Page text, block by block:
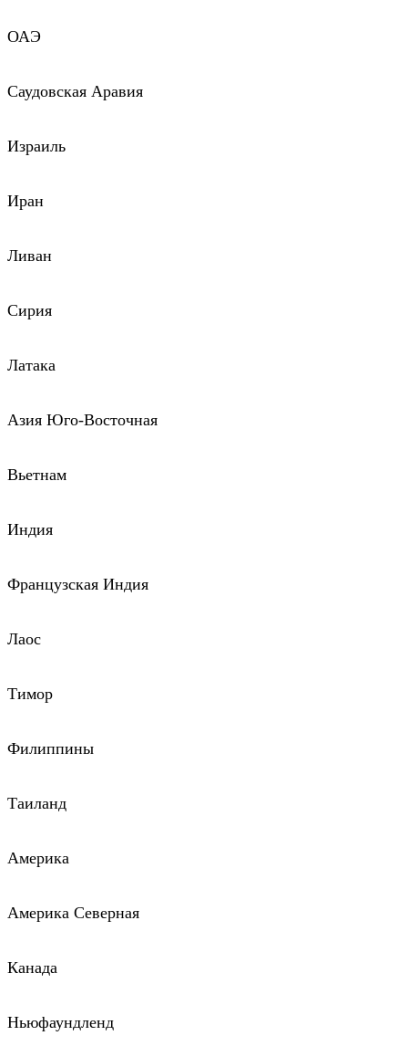
ОАЭ
Саудовская Аравия
Израиль
Иран
Ливан
Сирия
Латака
Азия Юго-Восточная
Вьетнам
Индия
Французская Индия
Лаос
Тимор
Филиппины
Таиланд
Америка
Америка Северная
Канада
Ньюфаундленд